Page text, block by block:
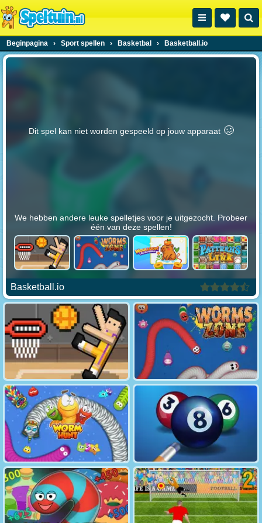
Beginpagina › Sport spellen › Basketbal › Basketball.io
Dit spel kan niet worden gespeeld op jouw apparaat 🥴️
We hebben andere leuke spelletjes voor je uitgezocht. Probeer
één van deze spellen!
Basketball.io